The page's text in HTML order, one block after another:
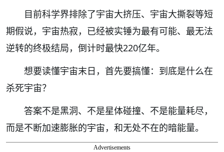
目前科学界排除了宇宙大挤压、宇宙大撕裂等短
期假说，宇宙热寂，已经被实锤为最有可能、最无法
逆转的终极结局，倒计时最快220亿年。
想要读懂宇宙末日，首先要搞懂：到底是什么在
杀死宇宙？
答案不是黑洞、不是星体碰撞、不是能量耗尽，
而是不断加速膨胀的宇宙，和无处不在的暗能量。
Advertisements